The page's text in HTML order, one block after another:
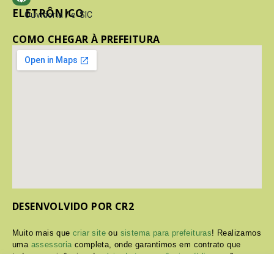
ELETRÔNICO
Ouvidoria / e-SIC
COMO CHEGAR À PREFEITURA
DESENVOLVIDO POR CR2
Muito mais quecriar site ou sistema para prefeituras! Realizamos
uma assessoria completa, onde garantimos em contrato que